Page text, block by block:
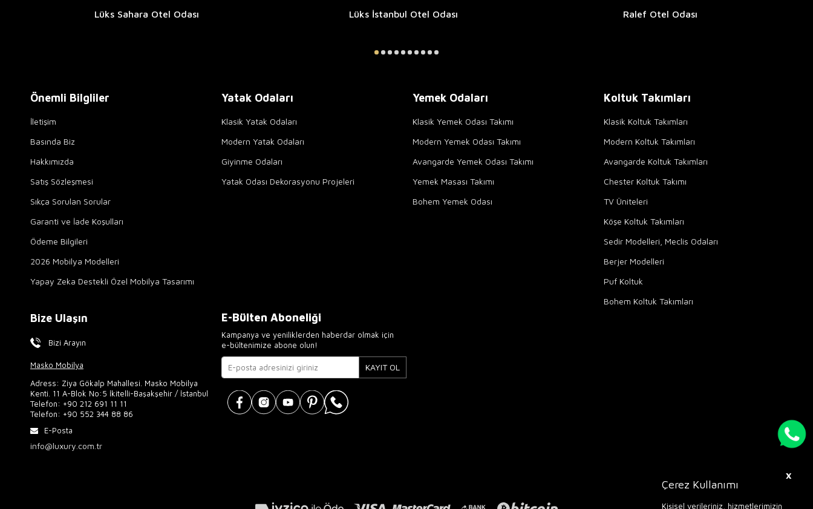
X
Çerez Kullanımı
Kişisel verileriniz, hizmetlerimizin
Lüks Sahara Otel Odası Lüks İstanbul Otel Odası Ralef Otel Odası
Önemli Bilgliler
İletişim
Basında Biz
Hakkımızda
Satış Sözleşmesi
Sıkça Sorulan Sorular
Garanti ve İade Koşulları
Ödeme Bilgileri
2026 Mobilya Modelleri
Yapay Zeka Destekli Özel Mobilya Tasarımı
Yatak Odaları
Klasik Yatak Odaları
Modern Yatak Odaları
Giyinme Odaları
Yatak Odası Dekorasyonu Projeleri
Yemek Odaları
Klasik Yemek Odası Takımı
Modern Yemek Odası Takımı
Avangarde Yemek Odası Takımı
Yemek Masası Takımı
Bohem Yemek Odası
Koltuk Takımları
Klasik Koltuk Takımları
Modern Koltuk Takımları
Avangarde Koltuk Takımları
Chester Koltuk Takımı
TV Üniteleri
Köşe Koltuk Takımları
Sedir Modelleri, Meclis Odaları
Berjer Modelleri
Puf Koltuk
Bohem Koltuk Takımları
Bize Ulaşın
Bizi Arayın
Masko Mobilya
Adress: Ziya Gökalp Mahallesi. Masko Mobilya
Kenti. 11 A-Blok No:5 İkitelli-Başakşehir / İstanbul
Telefon: +90 212 691 11 11
Telefon: +90 552 344 88 86
E-Posta
info@luxury.com.tr
E-Bülten Aboneliği
Kampanya ve yeniliklerden haberdar olmak için
e-bültenimize abone olun!
KAYIT OL